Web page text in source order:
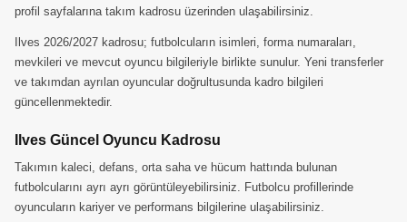
profil sayfalarına takım kadrosu üzerinden ulaşabilirsiniz.
Ilves 2026/2027 kadrosu; futbolcuların isimleri, forma numaraları,
mevkileri ve mevcut oyuncu bilgileriyle birlikte sunulur. Yeni transferler
ve takımdan ayrılan oyuncular doğrultusunda kadro bilgileri
güncellenmektedir.
Ilves Güncel Oyuncu Kadrosu
Takımın kaleci, defans, orta saha ve hücum hattında bulunan
futbolcularını ayrı ayrı görüntüleyebilirsiniz. Futbolcu profillerinde
oyuncuların kariyer ve performans bilgilerine ulaşabilirsiniz.